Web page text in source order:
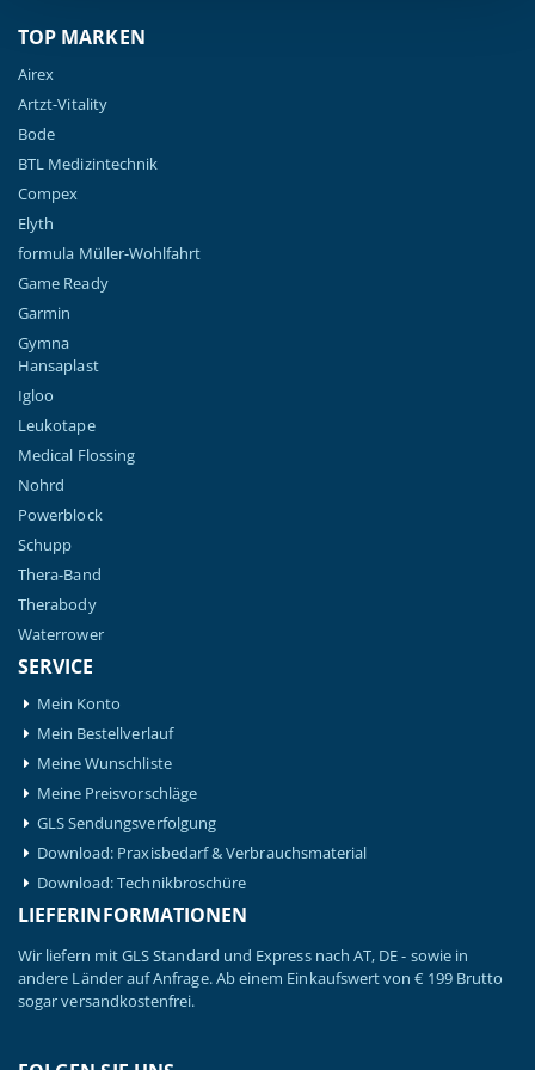
TOP MARKEN
Airex
Artzt-Vitality
Bode
BTL Medizintechnik
Compex
Elyth
formula Müller-Wohlfahrt
Game Ready
Garmin
Gymna
Hansaplast
Igloo
Leukotape
Medical Flossing
Nohrd
Powerblock
Schupp
Thera-Band
Therabody
Waterrower
SERVICE
Mein Konto
Mein Bestellverlauf
Meine Wunschliste
Meine Preisvorschläge
GLS Sendungsverfolgung
Download: Praxisbedarf & Verbrauchsmaterial
Download: Technikbroschüre
LIEFERINFORMATIONEN
Wir liefern mit GLS Standard und Express nach AT, DE - sowie in
andere Länder auf Anfrage. Ab einem Einkaufswert von € 199 Brutto
sogar versandkostenfrei.